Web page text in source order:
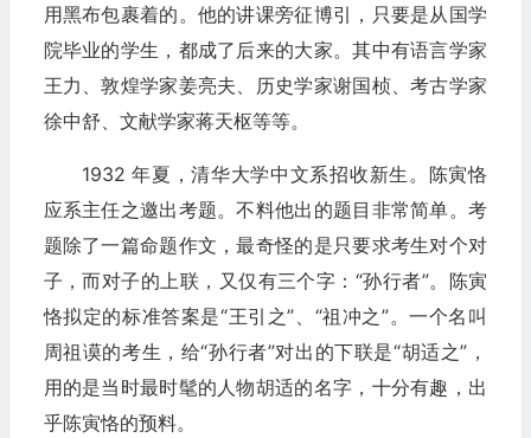
用黑布包裹着的。他的讲课旁征博引，只要是从国学
院毕业的学生，都成了后来的大家。其中有语言学家
王力、敦煌学家姜亮夫、历史学家谢国桢、考古学家
徐中舒、文献学家蒋天枢等等。
1932 年夏，清华大学中文系招收新生。陈寅恪
应系主任之邀出考题。不料他出的题目非常简单。考
题除了一篇命题作文，最奇怪的是只要求考生对个对
子，而对子的上联，又仅有三个字：“孙行者”。陈寅
恪拟定的标准答案是“王引之”、“祖冲之”。一个名叫
周祖谟的考生，给“孙行者”对出的下联是“胡适之”，
用的是当时最时髦的人物胡适的名字，十分有趣，出
乎陈寅恪的预料。